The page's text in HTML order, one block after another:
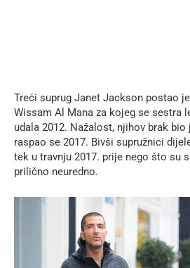
Treći suprug Janet Jackson postao
Wissam Al Mana za kojeg se sestra
udala 2012. Nažalost, njihov brak
raspao se 2017. Bivši supružnici
tek u travnju 2017. prije nego što su
prilično neuredno.